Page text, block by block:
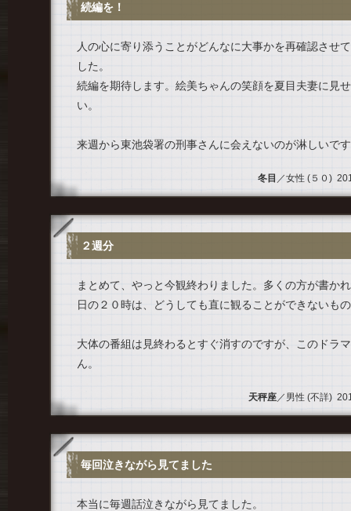
続編を！
人の心に寄り添うことがどんなに大事かを再確認させ
した。
続編を期待します。絵美ちゃんの笑顔を夏目夫妻に見
い。
来週から東池袋署の刑事さんに会えないのが淋しいで
冬目 ／女性 (５０)
２週分
まとめて、やっと今観終わりました。多くの方が書か
日の２０時は、どうしても直に観ることができないも
大体の番組は見終わるとすぐ消すのですが、このドラ
ん。
天秤座／男性 (不詳)
毎回泣きながら見てました
本当に毎週話泣きながら見てました。